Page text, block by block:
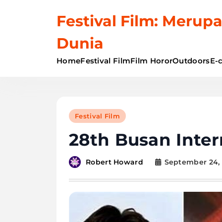
Festival Film:
Dunia
HomeFestival FilmFilm HororOutdoorsE-
Festival Film
28th Busan
Robert Howard September 24,